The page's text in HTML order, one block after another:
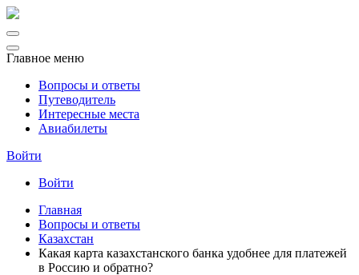
Главное меню
Вопросы и ответы
Путеводитель
Интересные места
Авиабилеты
Войти
Войти
Главная
Вопросы и ответы
Казахстан
Какая карта казахстанского банка удобнее для платежей
в Россию и обратно?